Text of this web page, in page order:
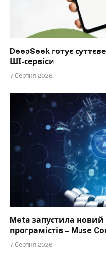
DeepSeek готує
ШІ-сервіси
7 Серпня 2026
Meta запустила новий
програмістів – Muse
7 Серпня 2026